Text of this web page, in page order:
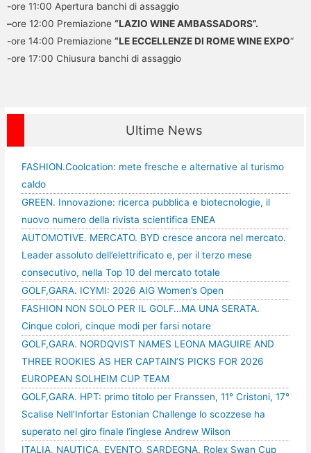
-ore 11:00 Apertura banchi di assaggio
–ore 12:00 Premiazione “LAZIO WINE AMBASSADORS”.
-ore 14:00 Premiazione “LE ECCELLENZE DI ROME WINE EXPO“
-ore 17:00 Chiusura banchi di assaggio
Ultime News
FASHION.Coolcation: mete fresche e alternative al turismo
caldo
GREEN. Innovazione: ricerca pubblica e biotecnologie, il
nuovo numero della rivista scientifica ENEA
AUTOMOTIVE. MERCATO. BYD cresce ancora nel mercato.
Leader assoluto dell’elettrificato e, per il terzo mese
consecutivo, nella Top 10 del mercato totale
GOLF,GARA. ICYMI: 2026 AIG Women’s Open
FASHION NON SOLO PER IL GOLF…MA UNA SERATA.
Cinque colori, cinque modi per farsi notare
GOLF,GARA. NORDQVIST NAMES LEONA MAGUIRE AND
THREE ROOKIES AS HER CAPTAIN’S PICKS FOR 2026
EUROPEAN SOLHEIM CUP TEAM
GOLF,GARA. HPT: primo titolo per Franssen, 11° Cristoni, 17°
Scalise Nell’Infortar Estonian Challenge lo scozzese ha
superato nel giro finale l’inglese Andrew Wilson
ITALIA, NAUTICA, EVENTO, SARDEGNA, Rolex Swan Cup